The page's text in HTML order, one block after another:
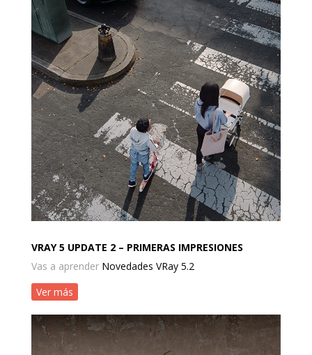
VRAY 5 UPDATE 2 – PRIMERAS IMPRESIONES
Vas a aprender Novedades VRay 5.2
Ver más